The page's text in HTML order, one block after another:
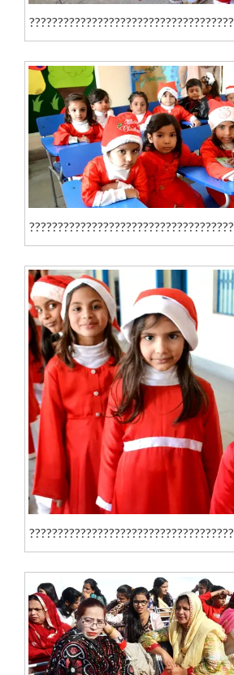
????????????????????????????????????
????????????????????????????????????
????????????????????????????????????